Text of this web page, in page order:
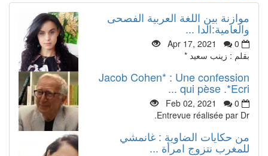
موازنة بين اللغة العربية الفصحى
والعامية:الدا ...
Apr 17, 2021
0
بقلم : زينب سعيد *
Jacob Cohen* : Une confession
qui pèse .*Ecri ...
Feb 02, 2021
0
Entrevue réalisée par Dr.
من حكايات الضاوية : غانمشي
للمغرب نتزوج امرأة ...